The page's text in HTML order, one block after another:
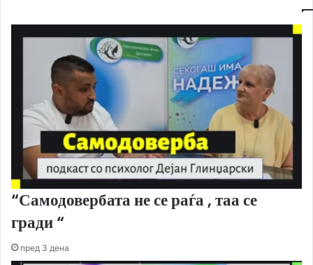
“Самодовербата не се раѓа , таа се
гради “
пред 3 дена